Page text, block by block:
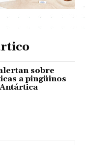
sobre
a pingüinos